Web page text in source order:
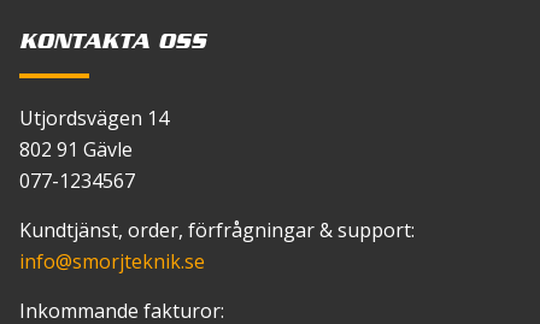
KONTAKTA OSS
Utjordsvägen 14
802 91 Gävle
077-1234567
Kundtjänst, order, förfrågningar & support:
info@smorjteknik.se
Inkommande fakturor: